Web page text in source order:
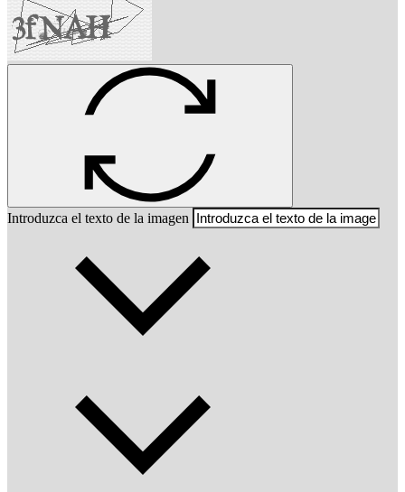
Introduzca el texto de la imagen